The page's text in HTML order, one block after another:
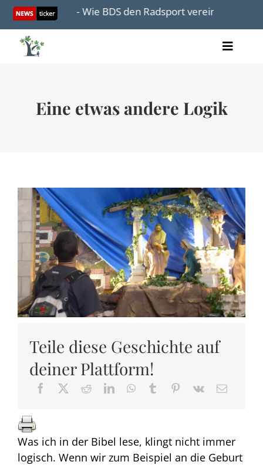
Skip
content
Juden« – Wie BDS den Radsport vereinnahmt
Toggle
Bücher
Spenden
Eine etwas andere Logik
Teile diese Geschichte auf
deiner Plattform!
Was ich in der Bibel lese, klingt nicht immer
logisch. Wenn wir zum Beispiel an die Geburt